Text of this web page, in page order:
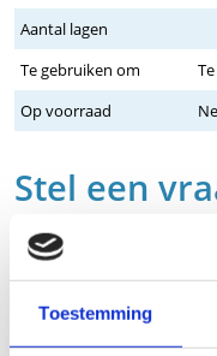
Toestemming
Aantal lagen
Te gebruiken om
Op voorraad
Stel een
We gebruiken je